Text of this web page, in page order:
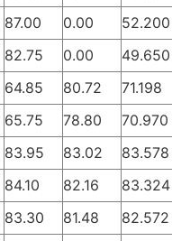
87.00 0.00 52.200
82.75 0.00 49.650
64.85 80.72 71.198
65.75 78.80 70.970
83.95 83.02 83.578
84.10 82.16 83.324
83.30 81.48 82.572